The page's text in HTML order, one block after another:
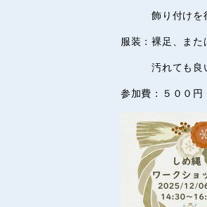
飾り付けを行
服装：裸足、また
汚れても良い
参加費：５００円